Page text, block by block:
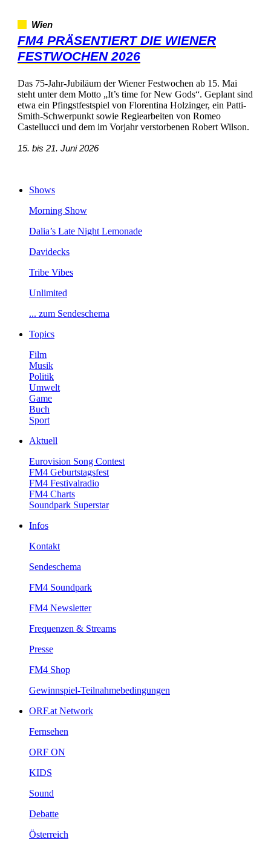
Wien
FM4PRÄSENTIERTDIEWIENER
FESTWOCHEN2026
Das75-Jahr-JubiläumderWienerFestwochenab15.Mai
stehtunterdemMotto„It’stimeforNewGods“.Geplantsind
etwaeinPfingstfestspielvonFlorentinaHolzinger,einPatti-
Smith-SchwerpunktsowieRegiearbeitenvonRomeo
CastellucciunddemimVorjahrverstorbenenRobertWilson.
15.bis21.Juni2026
Shows
MorningShow
Dalia’sLateNightLemonade
Davidecks
TribeVibes
Unlimited
...zumSendeschema
Topics
Film
Musik
Politik
Umwelt
Game
Buch
Sport
Aktuell
EurovisionSongContest
FM4Geburtstagsfest
FM4Festivalradio
FM4Charts
SoundparkSuperstar
Infos
Kontakt
Sendeschema
FM4Soundpark
FM4Newsletter
Frequenzen&Streams
Presse
FM4Shop
Gewinnspiel-Teilnahmebedingungen
ORF.atNetwork
Fernsehen
ORFON
KIDS
Sound
Debatte
Österreich